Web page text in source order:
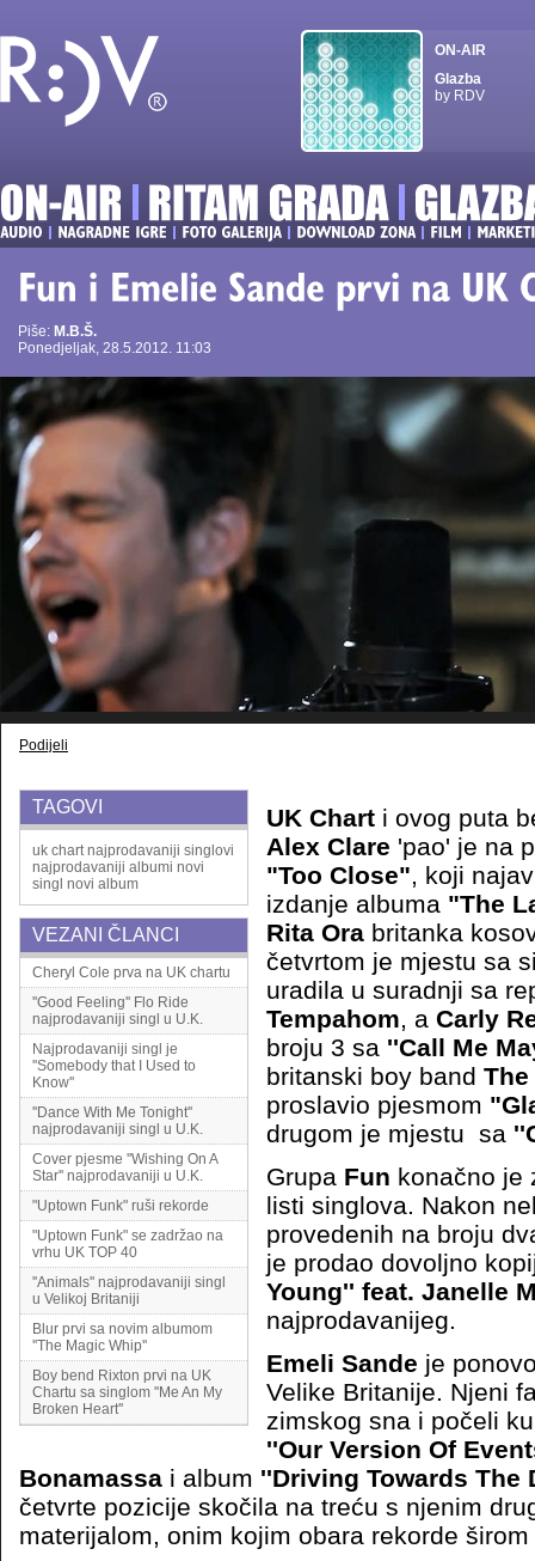
ON-AIR
Glazba
by RDV
Piše: M.B.Š.
Ponedjeljak, 28.5.2012. 11:03
Podijeli
TAGOVI
uk chart najprodavaniji singlovi
najprodavaniji albumi novi
singl novi album
VEZANI ČLANCI
Cheryl Cole prva na UK chartu
''Good Feeling'' Flo Ride
najprodavaniji singl u U.K.
Najprodavaniji singl je
''Somebody that I Used to
Know''
''Dance With Me Tonight''
najprodavaniji singl u U.K.
Cover pjesme ''Wishing On A
Star'' najprodavaniji u U.K.
"Uptown Funk" ruši rekorde
"Uptown Funk" se zadržao na
vrhu UK TOP 40
''Animals'' najprodavaniji singl
u Velikoj Britaniji
Blur prvi sa novim albumom
''The Magic Whip''
Boy bend Rixton prvi na UK
Chartu sa singlom ''Me An My
Broken Heart''
UK Chart i ovog puta
Alex Clare 'pao' je na
"Too Close", koji
izdanje albuma "The
Rita Ora britanka
četvrtom je mjestu sa
uradila u suradnji sa
Tempahom, a Carly
broju 3 sa ''Call Me
britanski boy band
proslavio pjesmom
drugom je mjestu sa
Grupa Fun konačno je
listi singlova. Nakon
provedenih na broju
je prodao dovoljno
Young'' feat. Janelle
najprodavanijeg.
Emeli Sande je
Velike Britanije. Njeni
zimskog sna i počeli
''Our Version Of
Bonamassa i album ''Driving Towards The
četvrte pozicije skočila na treću s njenim
materijalom, onim kojim obara rekorde